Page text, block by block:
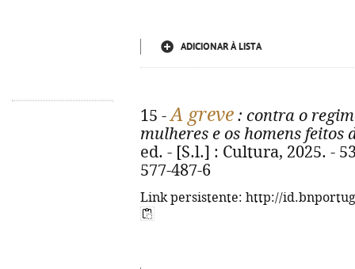
ADICIONAR À LISTA
15 -A greve : contra o
mulheres e os homens feitos
ed. - [S.l.] : Cultura, 2025. -
577-487-6
Link persistente: http://